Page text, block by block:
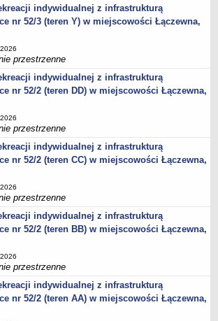
budżetu
na 2026 rok
o udzielenie zamówień na rok 2025
rok 2024
udzielenie zamówień na rok 2023
o udzielenie zamówień na rok 2022
w 2021 roku
udzielenie zamówień w 2020 roku
udzielenie zamówień na 2019
o udzielenie zamówień w 2018 roku
o udzielenie zamówień w 2017 roku
publiczna
indywidualnej z infrastrukturą
nr 52/3 (teren Y) w miejscowości Łączewna,
przestrzenne
indywidualnej z infrastrukturą
nr 52/2 (teren DD) w miejscowości Łączewna,
przestrzenne
indywidualnej z infrastrukturą
nr 52/2 (teren CC) w miejscowości Łączewna,
przestrzenne
indywidualnej z infrastrukturą
nr 52/2 (teren BB) w miejscowości Łączewna,
przestrzenne
indywidualnej z infrastrukturą
nr 52/2 (teren AA) w miejscowości Łączewna,